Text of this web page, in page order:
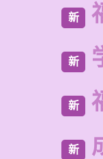
新
新
新
新